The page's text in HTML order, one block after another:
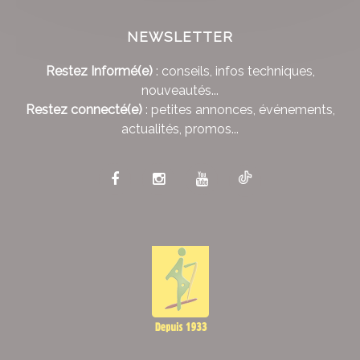
NEWSLETTER
Restez Informé(e): conseils, infos techniques,
nouveautés...
Restez connecté(e): petites annonces, événements,
actualités, promos...